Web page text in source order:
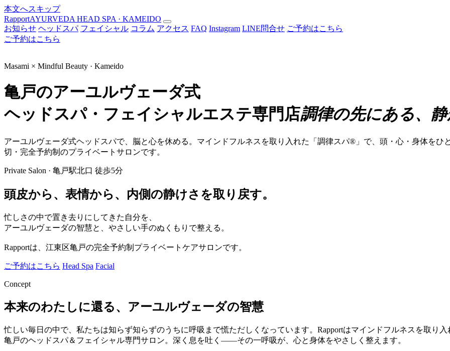
本文へスキップ
RapportAYURVEDA HEAD SPA · KAMEIDO
お知らせ ヘッドスパ フェイシャル コラム アクセス FAQ Instagram LINE問合せ ご予約はこちら
ご予約はこちら
Masami × Mindful Beauty · Kameido
亀戸のアーユルヴェーダ式
ヘッドスパ・フェイシャルエステ専門店調律の先にある、
アーユルヴェーダ式ヘッドスパで、脳と心を休める。マインドフルネスを取り入れた「調律スパ®」で、頭・心・身体をひ
切・完全予約制のプライベートサロンです。
Private Salon · 亀戸駅北口 徒歩5分
頭皮から、表情から、 内側の静けさを取り戻す。
忙しさの中で置き去りにしてきた自分を、
アーユルヴェーダの智慧と、やさしい手のぬくもりで整える。
Rapportは、江東区亀戸の完全予約制プライベートケアサロンです。
ご予約はこちら Head Spa Facial
Concept
本来のわたしに還る、 アーユルヴェーダの智慧
忙しい毎日の中で、私たちは知らず知らずのうちに呼吸まで慌ただしくなっています。Rapportはマインドフルネスを取り
亀戸のヘッドスパ＆フェイシャル専門サロン。深く息を吐く——その一呼吸が、心と身体をやさしく整えます。